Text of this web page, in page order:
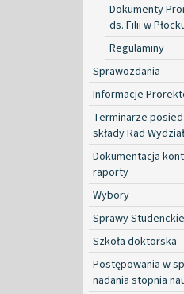
Dokumenty
ds. Filii w
Regulaminy
Sprawozdania
Informacje
Terminarze
składy Rad
Dokumentacja
raporty
Wybory
Sprawy Studenckie
Szkoła doktorska
Postępowania w
nadania stopnia